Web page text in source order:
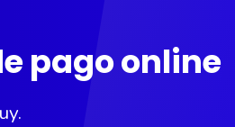
pago online